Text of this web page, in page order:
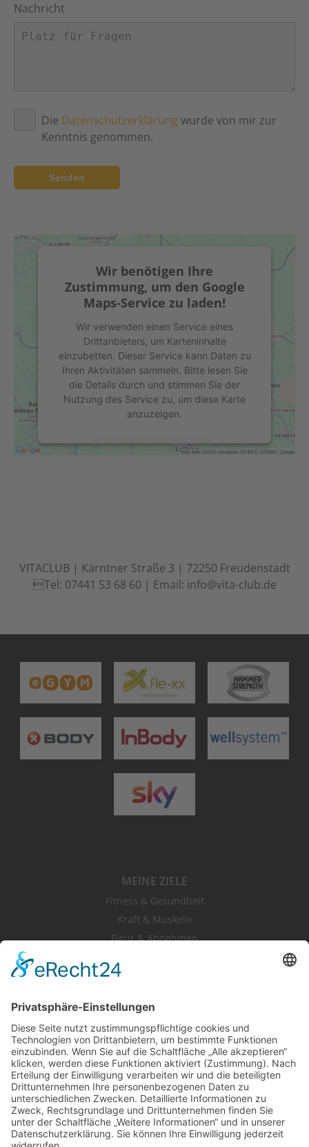
Wir benötigen Ihre
Zustimmung, um den Google
Maps-Service zu laden!
Wir verwenden einen Service eines
Drittanbieters, um Karteninhalte
einzubetten. Dieser Service kann Daten zu
Ihren Aktivitäten sammeln. Bitte lesen Sie
die Details durch und stimmen Sie der
Nutzung des Service zu, um diese Karte
anzuzeigen.
Mehr Informationen
VITACLUB | Kärntner Straße 3 | 72250 Freudenstadt
Tel: 07441 53 68 60 | Email: info@vita-club.de
Nachricht
Die Datenschutzerklärungwurde von mir zur
Kenntnis genommen.
MEINE ZIELE
Fitness & Gesundheit
Kraft & Muskeln
Figur & Abnehmen
Fitness & Gesundheit
Kraft & Muskeln
Figur & Abnehmen
Rücken & Gelenke
BEAUTY & WELLNESS
Sauna
Beauty Light